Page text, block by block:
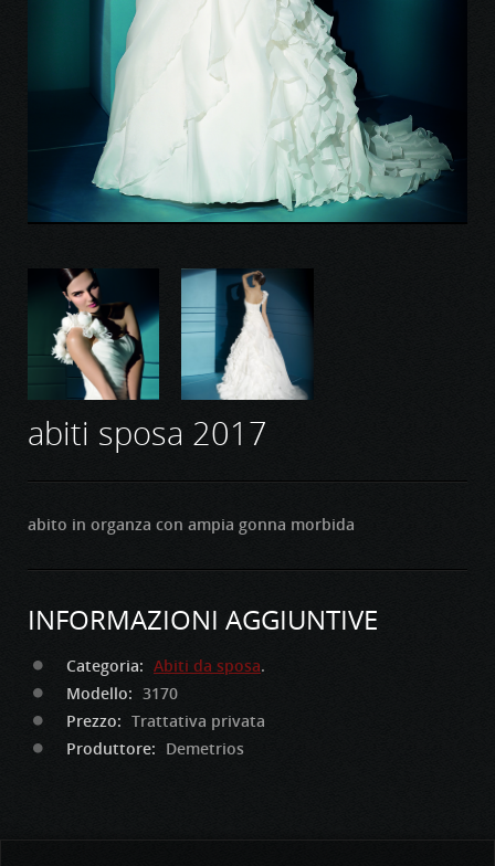
abiti sposa 2017
abito in organza con ampia gonna morbida
INFORMAZIONI AGGIUNTIVE
Categoria: Abiti da sposa.
Modello: 3170
Prezzo: Trattativa privata
Produttore: Demetrios